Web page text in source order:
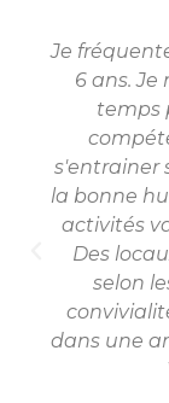
Je
6 ans. Je
temps
s'entrainer
la bonne
activités
Des
selon
dans une